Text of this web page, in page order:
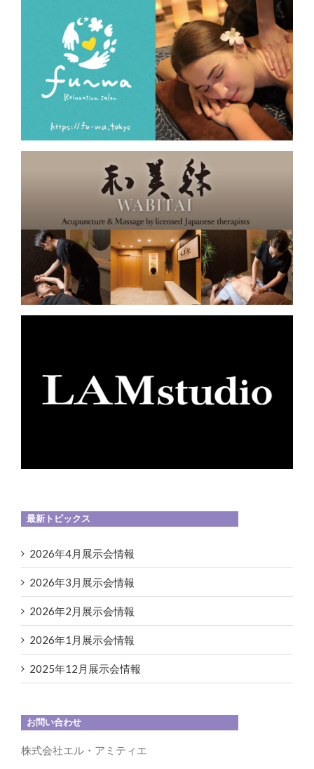
最新トピックス
2026年4月展示会情報
2026年3月展示会情報
2026年2月展示会情報
2026年1月展示会情報
2025年12月展示会情報
お問い合わせ
株式会社エル・アミティエ